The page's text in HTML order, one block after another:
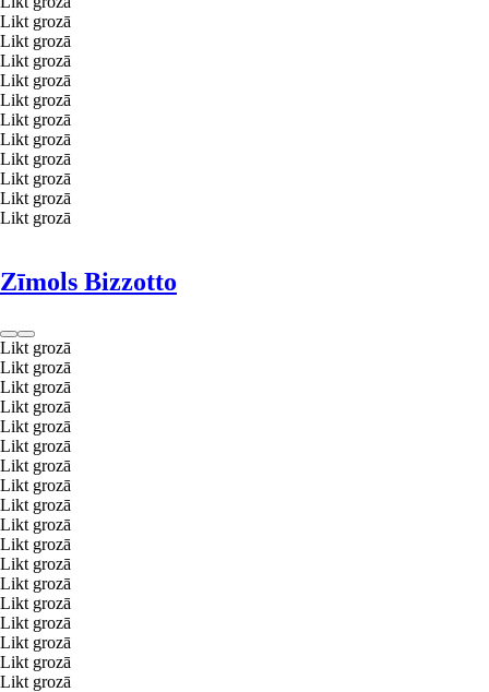
Likt grozā
Likt grozā
Likt grozā
Likt grozā
Likt grozā
Likt grozā
Likt grozā
Likt grozā
Likt grozā
Likt grozā
Likt grozā
Zīmols Bizzotto
Likt grozā
Likt grozā
Likt grozā
Likt grozā
Likt grozā
Likt grozā
Likt grozā
Likt grozā
Likt grozā
Likt grozā
Likt grozā
Likt grozā
Likt grozā
Likt grozā
Likt grozā
Likt grozā
Likt grozā
Likt grozā